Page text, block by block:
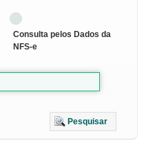
Consulta pelos Dados da
NFS-e
Pesquisar